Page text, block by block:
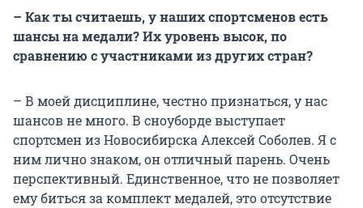
– Как ты считаешь, у наших спортсменов есть
шансы на медали? Их уровень высок, по
сравнению с участниками из других стран?
– В моей дисциплине, честно признаться, у нас
шансов не много. В сноуборде выступает
спортсмен из Новосибирска Алексей Соболев. Я с
ним лично знаком, он отличный парень. Очень
перспективный. Единственное, что не позволяет
ему биться за комплект медалей, это отсутствие